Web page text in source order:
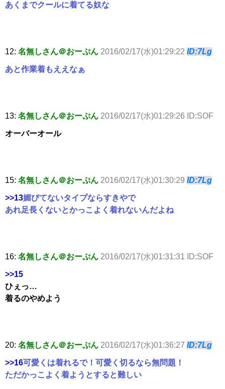
あくまでクールに着てる奴な
12: 名無しさん＠おーぷん 2016/02/17(水)01:29:22 ID:7Lg
あと作業着もええなぁ
13: 名無しさん＠おーぷん 2016/02/17(水)01:29:26 ID:SOF
オーバーオール
15: 名無しさん＠おーぷん 2016/02/17(水)01:30:29 ID:7Lg
>>13媚びてないタイプならすきやで
あれ足長くないとかっこよく着れないんだよね
16: 名無しさん＠おーぷん 2016/02/17(水)01:31:31 ID:SOF
>>15
ひぇっ…
着るのやめよう
20: 名無しさん＠おーぷん 2016/02/17(水)01:36:27 ID:7Lg
>>16可愛くは着れるで！可愛く切るなら無問題！
ただかっこよく着ようとすると難しい